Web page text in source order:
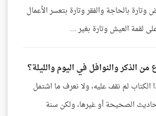
وتارة بالحاجة والفقر وتارة بتعسر الأعمال
لقمة العيش وتارة بغير ...
من الذكر والنوافل في اليوم والليلة؟
الكتاب لم نقف عليه، ولا نعرف ما اشتمل
الصحيحة أو غيرها، ولكن سنة